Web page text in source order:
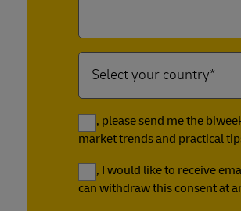
Yes, please send me the
market trends and practical
Yes, I would like to receive
can withdraw this consent at